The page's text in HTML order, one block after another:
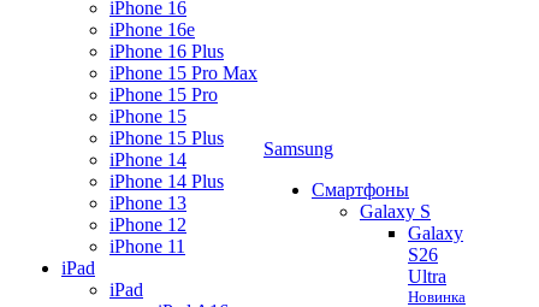
iPhone 16
iPhone 16e
iPhone 16 Plus
iPhone 15 Pro Max
iPhone 15 Pro
iPhone 15
iPhone 15 Plus
iPhone 14
iPhone 14 Plus
iPhone 13
iPhone 12
iPhone 11
iPad
iPad
Samsung
Смартфоны
Galaxy S
Galaxy
S26
Ultra
Новинка